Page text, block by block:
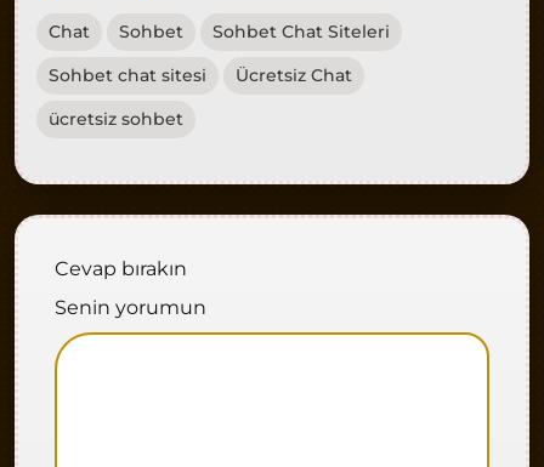
Chat Sohbet
Sohbet Chat Siteleri
Sohbet chat sitesi
Ücretsiz Chat
ücretsiz sohbet
Cevap bırakın
Senin yorumun